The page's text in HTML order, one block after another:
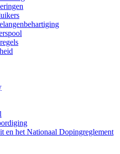
en het Nationaal Dopingreglement